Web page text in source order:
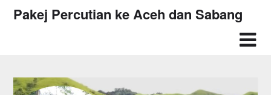
SkipPakej Percutian ke Aceh dan Sabang